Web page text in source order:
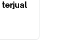
terjual